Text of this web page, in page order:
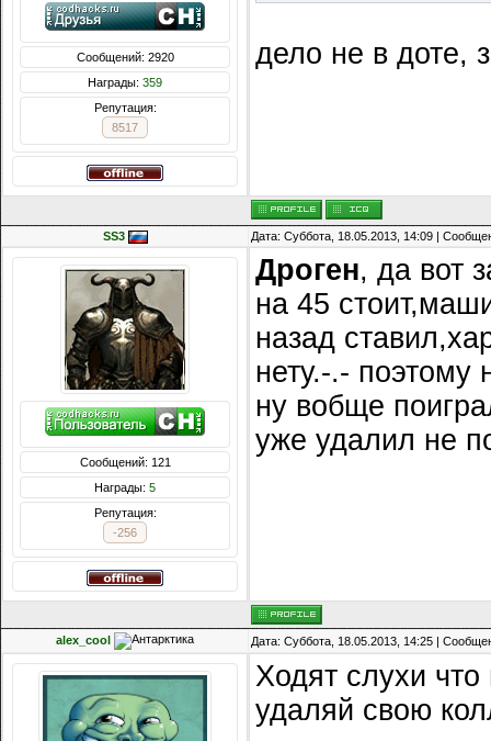
Сообщений: 2920
Награды: 359
Репутация:
8517
дело не в доте,
SS3 Дата: Суббота, 18.05.2013, 14:09 |
Сообщений: 121
Награды: 5
Репутация:
-256
Дроген, да вот
на 45
назад
нету.-.- поэтому
ну вобще
уже удалил не
alex_cool Дата: Суббота, 18.05.2013, 14:25 |
Ходят слухи
удаляй свою